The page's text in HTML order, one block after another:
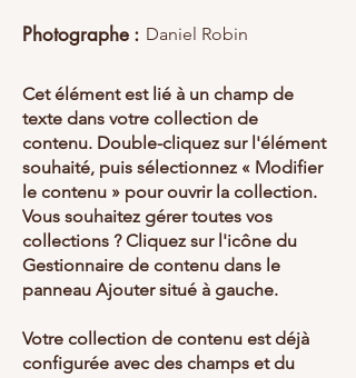
Photographe : Daniel Robin
Cet élément est lié à un champ de
texte dans votre collection de
contenu. Double-cliquez sur l'élément
souhaité, puis sélectionnez « Modifier
le contenu » pour ouvrir la collection.
Vous souhaitez gérer toutes vos
collections ? Cliquez sur l'icône du
Gestionnaire de contenu dans le
panneau Ajouter situé à gauche.
Votre collection de contenu est déjà
configurée avec des champs et du